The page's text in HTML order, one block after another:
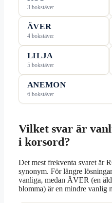
3 bokstäver
ÄVER
4 bokstäver
LILJA
5 bokstäver
ANEMON
6 bokstäver
Vilket svar är
i korsord?
Det mest frekventa svaret är
synonym. För längre
vanliga, medan ÄVER (en
blomma) är en mindre vanlig